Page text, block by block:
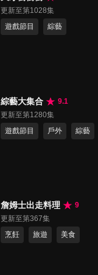
更新至第1028集
遊戲節目
綜藝
綜藝大集合
9.1
更新至第1280集
遊戲節目
戶外 綜藝
詹姆士出走料理
9
更新至第367集
烹飪
旅遊 美食